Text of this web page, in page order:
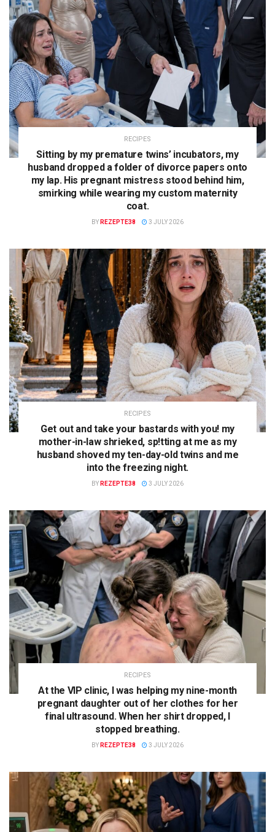
RECIPES
Sitting by my premature twins’ incubators, my
husband dropped a folder of divorce papers onto
my lap. His pregnant mistress stood behind him,
smirking while wearing my custom maternity
coat.
BY REZEPTE38 3 JULY 2026
RECIPES
Get out and take your bastards with you! my
mother-in-law shrieked, sp!tting at me as my
husband shoved my ten-day-old twins and me
into the freezing night.
BY REZEPTE38 3 JULY 2026
RECIPES
At the VIP clinic, I was helping my nine-month
pregnant daughter out of her clothes for her
final ultrasound. When her shirt dropped, I
stopped breathing.
BY REZEPTE38 3 JULY 2026